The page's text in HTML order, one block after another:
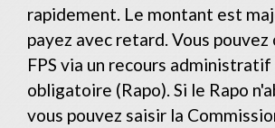
rapidement. Le montant est
payez avec retard. Vous
FPS via un recours
obligatoire (Rapo). Si le Rapo
vous pouvez saisir la